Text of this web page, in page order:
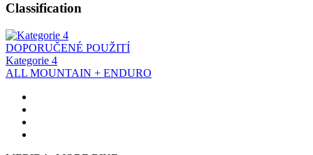
Classification
DOPORUČENÉ POUŽITÍ
Kategorie 4
ALL MOUNTAIN + ENDURO